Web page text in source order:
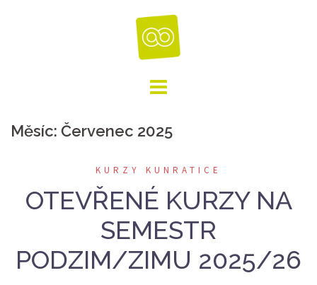
Měsíc: Červenec 2025
KURZY KUNRATICE
OTEVŘENÉ KURZY NA
SEMESTR
PODZIM/ZIMU 2025/26